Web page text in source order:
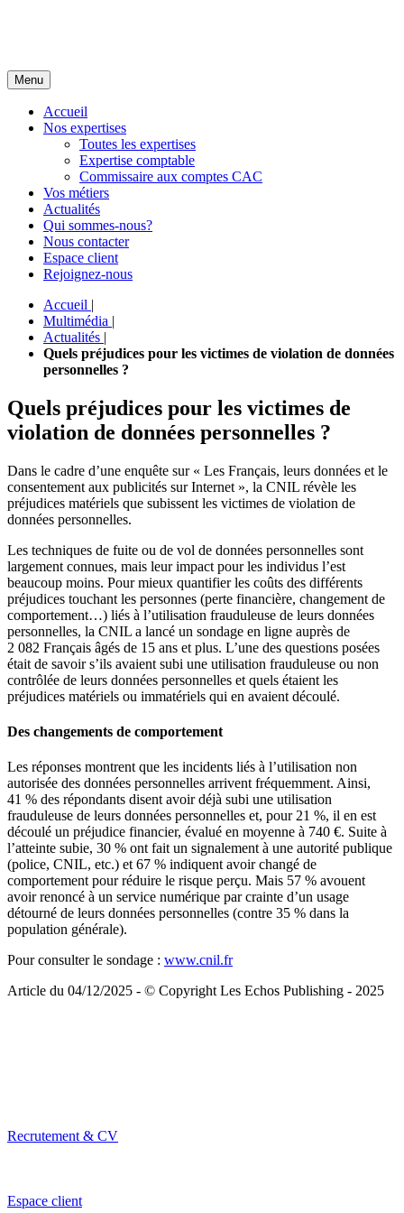
Menu
Accueil
Nos expertises
Toutes les expertises
Expertise comptable
Commissaire aux comptes CAC
Vos métiers
Actualités
Qui sommes-nous?
Nous contacter
Espace client
Rejoignez-nous
Accueil |
Multimédia |
Actualités |
Quels préjudices pour les victimes de violation de données
personnelles ?
Quels préjudices pour les victimes de
violation de données personnelles ?
Dans le cadre d’une enquête sur « Les Français, leurs données et le
consentement aux publicités sur Internet », la CNIL révèle les
préjudices matériels que subissent les victimes de violation de
données personnelles.
Les techniques de fuite ou de vol de données personnelles sont
largement connues, mais leur impact pour les individus l’est
beaucoup moins. Pour mieux quantifier les coûts des différents
préjudices touchant les personnes (perte financière, changement de
comportement…) liés à l’utilisation frauduleuse de leurs données
personnelles, la CNIL a lancé un sondage en ligne auprès de
2 082 Français âgés de 15 ans et plus. L’une des questions posées
était de savoir s’ils avaient subi une utilisation frauduleuse ou non
contrôlée de leurs données personnelles et quels étaient les
préjudices matériels ou immatériels qui en avaient découlé.
Des changements de comportement
Les réponses montrent que les incidents liés à l’utilisation non
autorisée des données personnelles arrivent fréquemment. Ainsi,
41 % des répondants disent avoir déjà subi une utilisation
frauduleuse de leurs données personnelles et, pour 21 %, il en est
découlé un préjudice financier, évalué en moyenne à 740 €. Suite à
l’atteinte subie, 30 % ont fait un signalement à une autorité publique
(police, CNIL, etc.) et 67 % indiquent avoir changé de
comportement pour réduire le risque perçu. Mais 57 % avouent
avoir renoncé à un service numérique par crainte d’un usage
détourné de leurs données personnelles (contre 35 % dans la
population générale).
Pour consulter le sondage : www.cnil.fr
Article du 04/12/2025 - © Copyright Les Echos Publishing - 2025
Recrutement & CV
Espace client